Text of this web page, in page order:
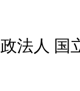
法人 国